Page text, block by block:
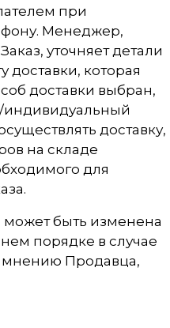
при
Менеджер,
уточняет детали
доставки, которая
доставки выбран,
индивидуальный
доставку,
на складе
для
может быть изменена
порядке в случае
мнению Продавца,